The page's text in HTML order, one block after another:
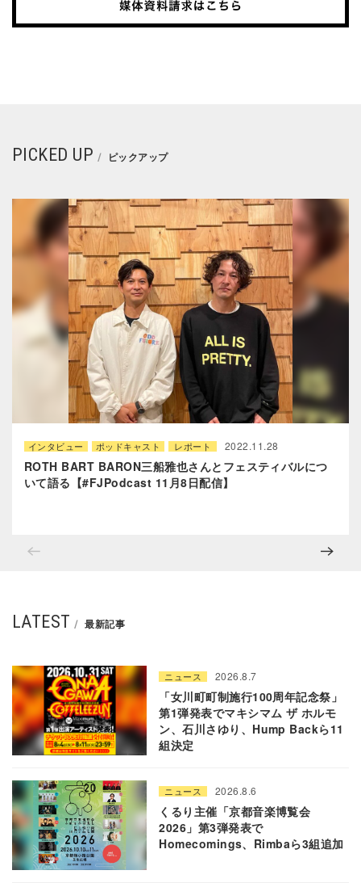
PICKED UP ピックアップ
インタビュー ポッドキャスト レポート 2022.11.28
ROTH BART BARON三船雅也さんとフェスティバルにつ
いて語る【#FJPodcast 11月8日配信】
LATEST 最新記事
ニュース 2026.8.7
「女川町町制施行100周年記念祭」
第1弾発表でマキシマム ザ ホルモ
ン、石川さゆり、Hump Backら11
組決定
ニュース 2026.8.6
くるり主催「京都音楽博覧会
2026」第3弾発表で
Homecomings、Rimbaら3組追加